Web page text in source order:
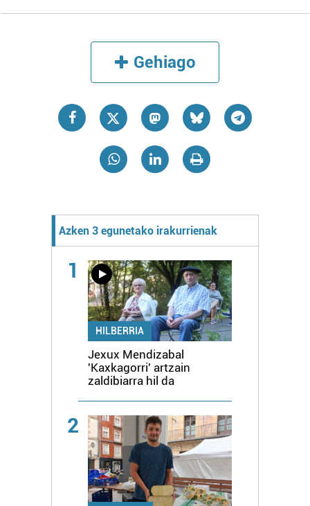
Gehiago
Azken 3 egunetako irakurrienak
1
HILBERRIA
Jexux Mendizabal
'Kaxkagorri' artzain
zaldibiarra hil da
2